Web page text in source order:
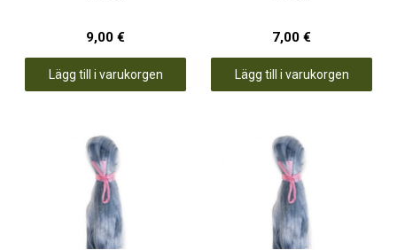
9,00 €
Lägg till i varukorgen
7,00 €
Lägg till i varukorgen